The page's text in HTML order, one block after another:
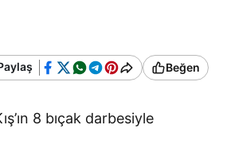
Beğen
8 bıçak darbesiyle